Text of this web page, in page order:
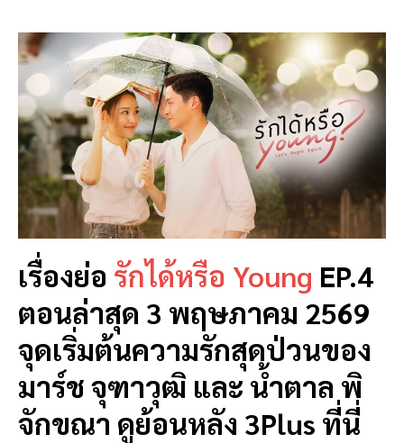
เรื่องย่อ รักได้หรือ Young EP.4
ตอนล่าสุด 3 พฤษภาคม 2569
จุดเริ่มต้นความรักสุดป่วนของ
มาร์ช จุฑาวุฒิ และ น้ำตาล พิ
จักขณา ดูย้อนหลัง 3Plus ที่นี่